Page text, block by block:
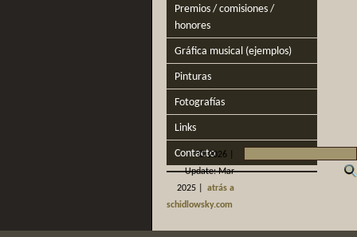
Premios / comisiones /
honores
Gráfica musical (ejemplos)
Pinturas
Fotografías
Links
Contacto
©2026 |
Update: Mar
2025 |
atrás a
schidlowsky.com